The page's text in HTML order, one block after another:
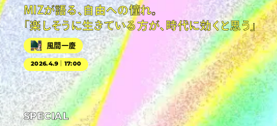
MIZが語る、自由への憧れ。
「楽しそうに生きている方が、時代に効くと思う」
風間一慶
2026.4.9｜17:00
SPECIAL